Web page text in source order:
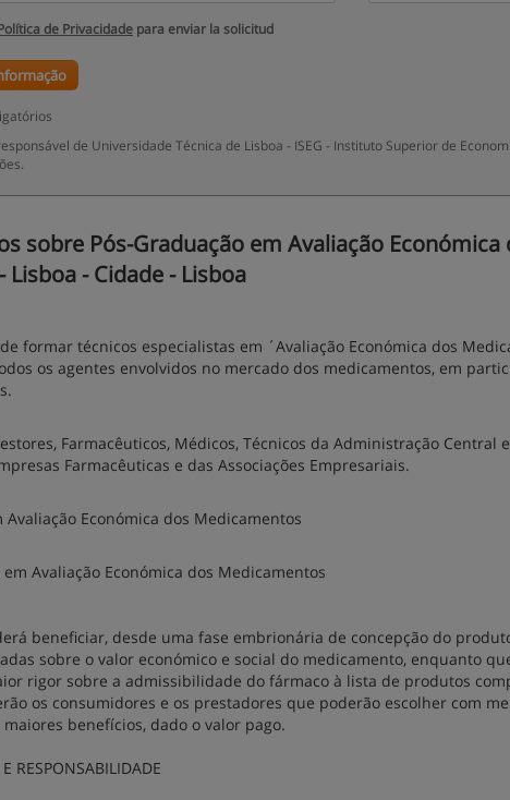
de Privacidade para enviar la solicitud
de Universidade Técnica de Lisboa - ISEG - Instituto Superior de
sobre Pós-Graduação em Avaliação
Lisboa - Cidade - Lisboa
formar técnicos especialistas em ´Avaliação Económica dos
os agentes envolvidos no mercado dos medicamentos, em
Farmacêuticos, Médicos, Técnicos da Administração Central
Farmacêuticas e das Associações Empresariais.
Avaliação Económica dos Medicamentos
em Avaliação Económica dos Medicamentos
beneficiar, desde uma fase embrionária de concepção do
sobre o valor económico e social do medicamento, enquanto
rigor sobre a admissibilidade do fármaco à lista de produtos
os consumidores e os prestadores que poderão escolher com
benefícios, dado o valor pago.
RESPONSABILIDADE